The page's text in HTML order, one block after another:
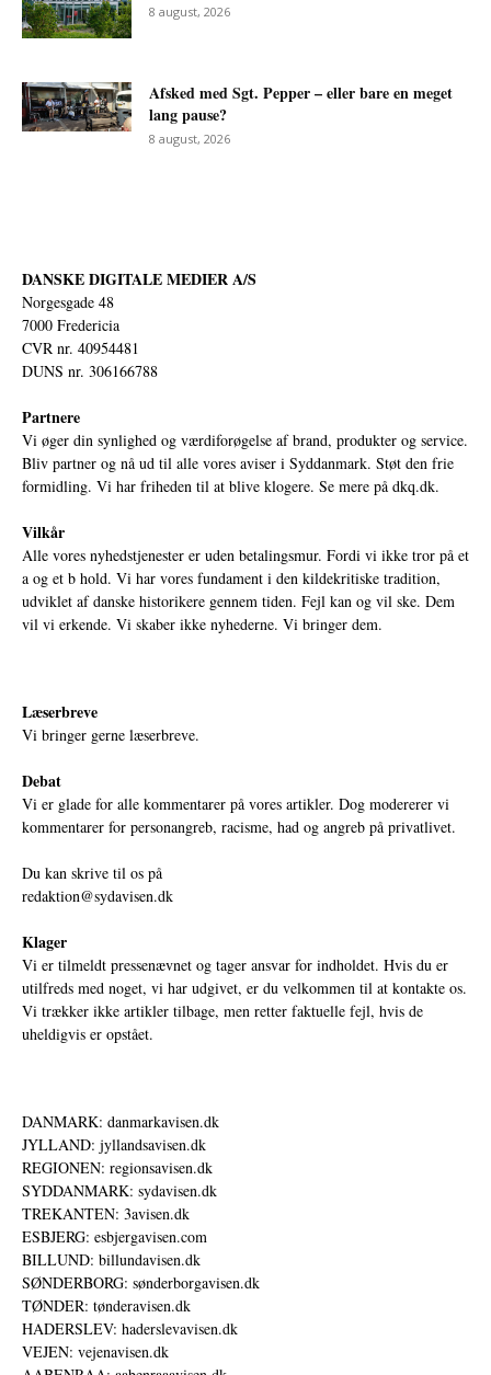
8 august, 2026
Afsked med Sgt. Pepper – eller bare en meget
lang pause?
8 august, 2026
DANSKE DIGITALE MEDIER A/S
Norgesgade 48
7000 Fredericia
CVR nr. 40954481
DUNS nr. 306166788
Partnere
Vi øger din synlighed og værdiforøgelse af brand, produkter og service.
Bliv partner og nå ud til alle vores aviser i Syddanmark. Støt den frie
formidling. Vi har friheden til at blive klogere. Se mere på dkq.dk.
Vilkår
Alle vores nyhedstjenester er uden betalingsmur. Fordi vi ikke tror på et
a og et b hold. Vi har vores fundament i den kildekritiske tradition,
udviklet af danske historikere gennem tiden. Fejl kan og vil ske. Dem
vil vi erkende. Vi skaber ikke nyhederne. Vi bringer dem.
Læserbreve
Vi bringer gerne læserbreve.
Debat
Vi er glade for alle kommentarer på vores artikler. Dog modererer vi
kommentarer for personangreb, racisme, had og angreb på privatlivet.
Du kan skrive til os på
redaktion@sydavisen.dk
Klager
Vi er tilmeldt pressenævnet og tager ansvar for indholdet. Hvis du er
utilfreds med noget, vi har udgivet, er du velkommen til at kontakte os.
Vi trækker ikke artikler tilbage, men retter faktuelle fejl, hvis de
uheldigvis er opstået.
DANMARK: danmarkavisen.dk
JYLLAND: jyllandsavisen.dk
REGIONEN: regionsavisen.dk
SYDDANMARK: sydavisen.dk
TREKANTEN: 3avisen.dk
ESBJERG: esbjergavisen.com
BILLUND: billundavisen.dk
SØNDERBORG: sønderborgavisen.dk
TØNDER: tønderavisen.dk
HADERSLEV: haderslevavisen.dk
VEJEN: vejenavisen.dk